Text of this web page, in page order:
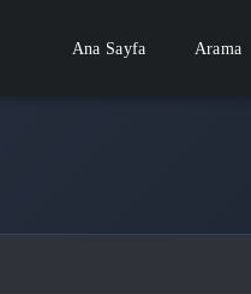
Ana Sayfa Arama